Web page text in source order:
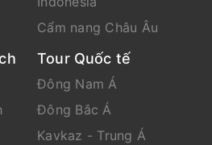
ĐÃ PHẪU THUẬT THẨM
KHI XUẤT CẢNH PHẢI ĐỔI HỘ
BÁO CHO CÔNG TY DU LỊCH
TY DU LỊCH SẼ KHÔNG
TRƯỜNG HỢP QUÝ KHÁCH
BÀO VÀ KHÔNG ĐƯỢC XUẤT
Cẩm nang Châu Âu
Tour Quốc tế
Đông Nam Á
Đông Bắc Á
Kavkaz - Trung Á